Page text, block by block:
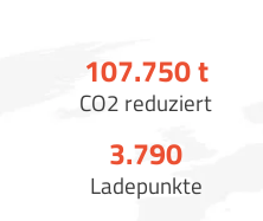
107.750t
CO2 reduziert
3.790
Ladepunkte